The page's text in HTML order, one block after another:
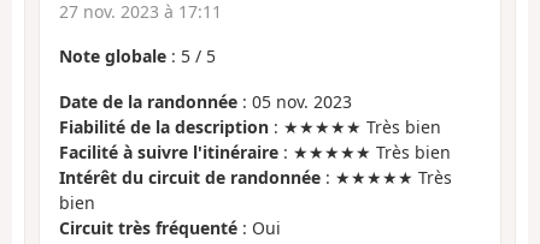
27 nov. 2023 à 17:11
Note globale : 5 / 5
Date de la randonnée : 05 nov. 2023
Fiabilité de la description : ★★★★★ Très bien
Facilité à suivre l'itinéraire : ★★★★★ Très bien
Intérêt du circuit de randonnée : ★★★★★ Très
bien
Circuit très fréquenté : Oui